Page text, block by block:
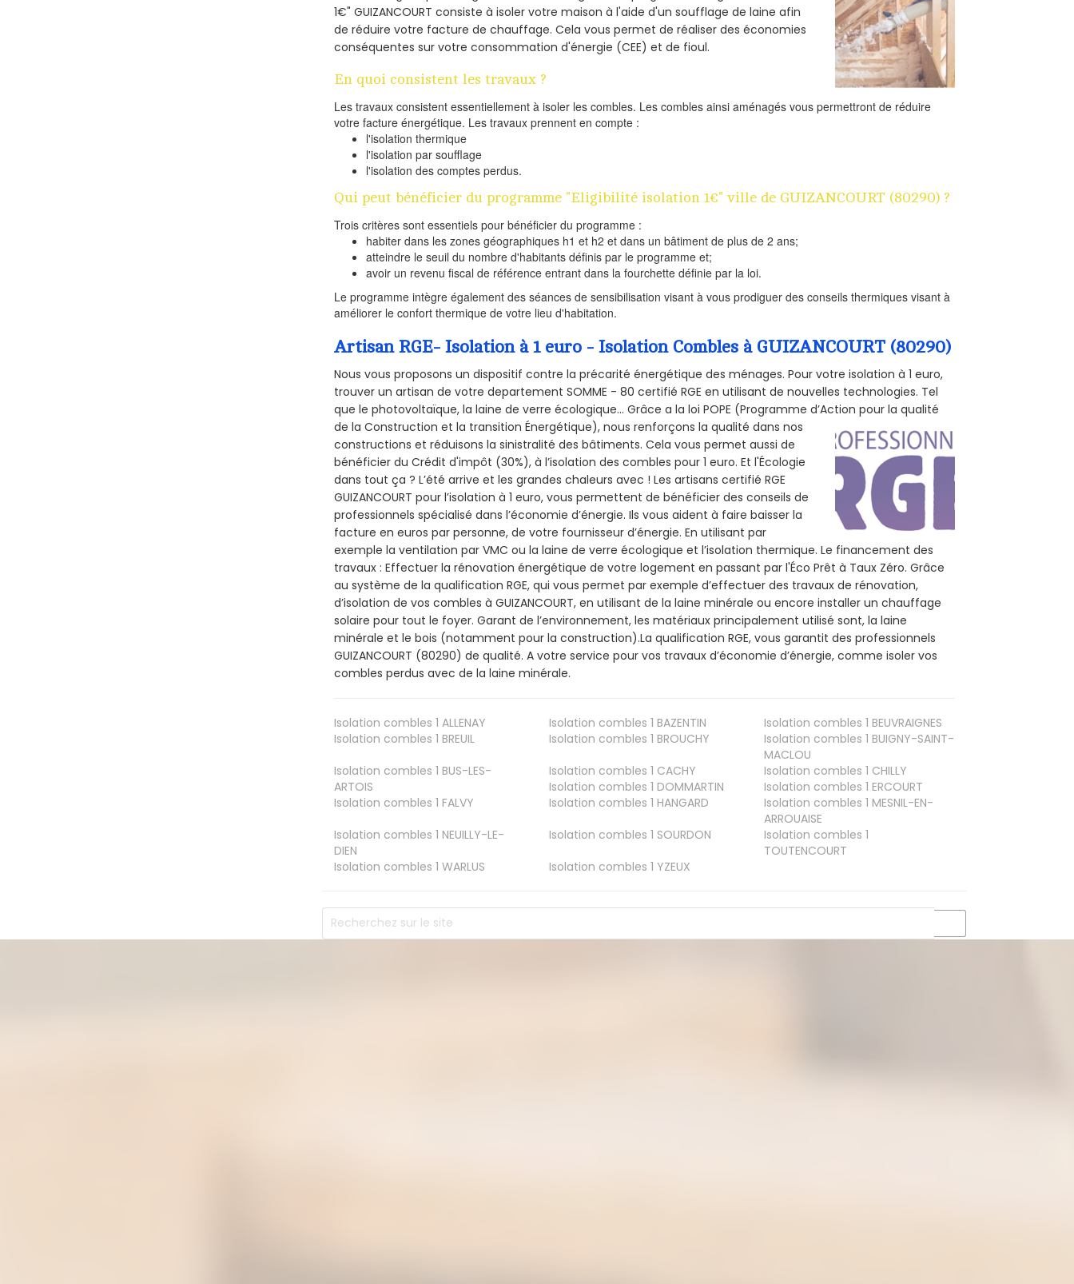
1€" GUIZANCOURT consiste à isoler votre maison à l'aide d'un soufflage de laine afin
de réduire votre facture de chauffage. Cela vous permet de réaliser des économies
conséquentes sur votre consommation d'énergie (CEE) et de fioul.
En quoi consistent les travaux ?
Les travaux consistent essentiellement à isoler les combles. Les combles ainsi aménagés vous permettront de réduire
votre facture énergétique. Les travaux prennent en compte :
l'isolation thermique
l'isolation par soufflage
l'isolation des comptes perdus.
Qui peut bénéficier du programme "Eligibilité isolation 1€" ville de GUIZANCOURT (80290) ?
Trois critères sont essentiels pour bénéficier du programme :
habiter dans les zones géographiques h1 et h2 et dans un bâtiment de plus de 2 ans;
atteindre le seuil du nombre d'habitants définis par le programme et;
avoir un revenu fiscal de référence entrant dans la fourchette définie par la loi.
Le programme intègre également des séances de sensibilisation visant à vous prodiguer des conseils thermiques visant à
améliorer le confort thermique de votre lieu d'habitation.
Artisan RGE- Isolation à 1 euro - Isolation Combles à GUIZANCOURT (80290)
Nous vous proposons un dispositif contre la précarité énergétique des ménages. Pour votre isolation à 1 euro,
trouver un artisan de votre departement SOMME - 80 certifié RGE en utilisant de nouvelles technologies. Tel
que le photovoltaïque, la laine de verre écologique... Grâce a la loi POPE (Programme d’Action pour la qualité
de la Construction et la transition Énergétique), nous renforçons la qualité dans nos
constructions et réduisons la sinistralité des bâtiments. Cela vous permet aussi de
bénéficier du Crédit d'impôt (30%), à l’isolation des combles pour 1 euro. Et l'Écologie
dans tout ça ? L’été arrive et les grandes chaleurs avec ! Les artisans certifié RGE
GUIZANCOURT pour l’isolation à 1 euro, vous permettent de bénéficier des conseils de
professionnels spécialisé dans l’économie d’énergie. Ils vous aident à faire baisser la
facture en euros par personne, de votre fournisseur d’énergie. En utilisant par
exemple la ventilation par VMC ou la laine de verre écologique et l’isolation thermique. Le financement des
travaux : Effectuer la rénovation énergétique de votre logement en passant par l'Éco Prêt à Taux Zéro. Grâce
au système de la qualification RGE, qui vous permet par exemple d’effectuer des travaux de rénovation,
d’isolation de vos combles à GUIZANCOURT, en utilisant de la laine minérale ou encore installer un chauffage
solaire pour tout le foyer. Garant de l’environnement, les matériaux principalement utilisé sont, la laine
minérale et le bois (notamment pour la construction).La qualification RGE, vous garantit des professionnels
GUIZANCOURT (80290) de qualité. A votre service pour vos travaux d’économie d’énergie, comme isoler vos
combles perdus avec de la laine minérale.
Isolation combles 1 ALLENAY Isolation combles 1 BAZENTIN Isolation combles 1 BEUVRAIGNES
Isolation combles 1 BREUIL Isolation combles 1 BROUCHY Isolation combles 1 BUIGNY-SAINT-
MACLOU
Isolation combles 1 BUS-LES-
ARTOIS
Isolation combles 1 CACHY Isolation combles 1 CHILLY
Isolation combles 1 DOMMARTIN Isolation combles 1 ERCOURT
Isolation combles 1 FALVY Isolation combles 1 HANGARD Isolation combles 1 MESNIL-EN-
ARROUAISE
Isolation combles 1 NEUILLY-LE-
DIEN
Isolation combles 1 SOURDON
Isolation combles 1
TOUTENCOURT
Isolation combles 1 WARLUS Isolation combles 1 YZEUX